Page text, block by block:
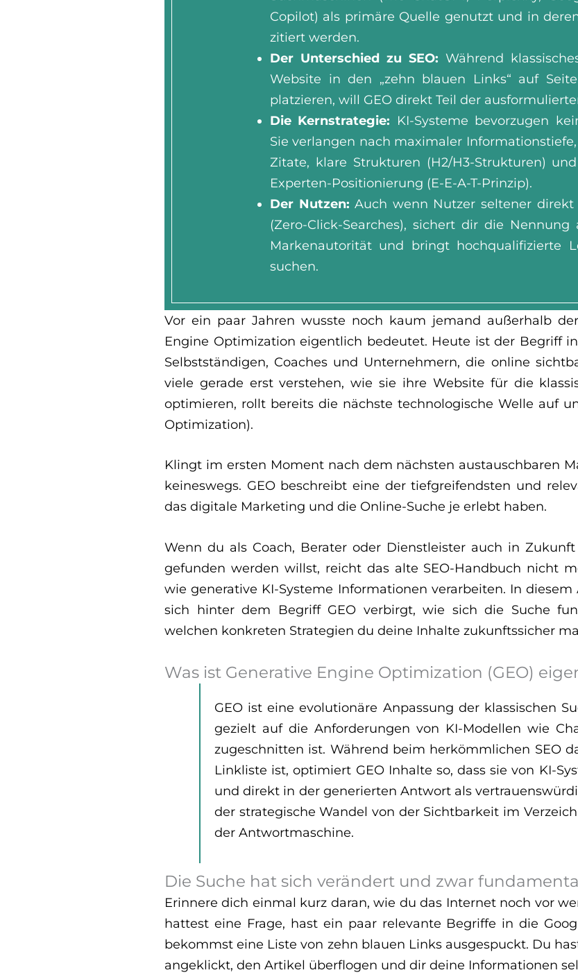
Copilot) als primäre Quelle genutzt und in
zitiert werden.
Der Unterschied zu SEO: Während
Website in den „zehn blauen Links“ auf
platzieren, will GEO direkt Teil der
Die Kernstrategie: KI-Systeme bevorzugen
Sie verlangen nach maximaler
Zitate, klare Strukturen (H2/H3-Strukturen)
Experten-Positionierung (E-E-A-T-Prinzip).
Der Nutzen: Auch wenn Nutzer seltener
(Zero-Click-Searches), sichert dir die
Markenautorität und bringt hochqualifizierte
suchen.
Vor ein paar Jahren wusste noch kaum jemand außerhalb
Engine Optimization eigentlich bedeutet. Heute ist der Begriff
Selbstständigen, Coaches und Unternehmern, die online
viele gerade erst verstehen, wie sie ihre Website für die
optimieren, rollt bereits die nächste technologische Welle auf
Optimization).
Klingt im ersten Moment nach dem nächsten austauschbaren
keineswegs. GEO beschreibt eine der tiefgreifendsten und
das digitale Marketing und die Online-Suche je erlebt haben.
Wenn du als Coach, Berater oder Dienstleister auch in
gefunden werden willst, reicht das alte SEO-Handbuch nicht
wie generative KI-Systeme Informationen verarbeiten. In
sich hinter dem Begriff GEO verbirgt, wie sich die Suche
welchen konkreten Strategien du deine Inhalte zukunftssicher
Was ist Generative Engine Optimization (GEO)
GEO ist eine evolutionäre Anpassung der klassischen
gezielt auf die Anforderungen von KI-Modellen wie
zugeschnitten ist. Während beim herkömmlichen SEO
Linkliste ist, optimiert GEO Inhalte so, dass sie von KI-
und direkt in der generierten Antwort als
der strategische Wandel von der Sichtbarkeit im
der Antwortmaschine.
Die Suche hat sich verändert und zwar
Erinnere dich einmal kurz daran, wie du das Internet noch vor
hattest eine Frage, hast ein paar relevante Begriffe in die
bekommst eine Liste von zehn blauen Links ausgespuckt. Du
angeklickt, den Artikel überflogen und dir deine Informationen